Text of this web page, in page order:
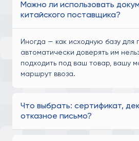
Можно ли использовать
китайского поставщика?
Иногда — как исходную базу для
автоматически доверять им
подходить под ваш товар, вашу
маршрут ввоза.
Что выбрать: сертификат,
отказное письмо?